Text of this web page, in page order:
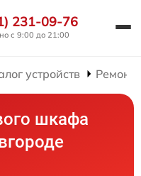
231-09-76
с 9:00 до 21:00
устройств
шкафа